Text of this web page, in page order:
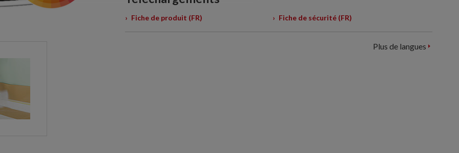
Fiche de produit (FR) Fiche de sécurité (FR)
Plus de langues